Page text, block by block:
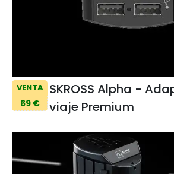
VENTA
69 €
SKROSS Alpha -
viaje Premium